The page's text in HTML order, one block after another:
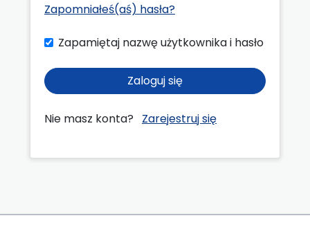
Zapomniałeś(aś) hasła?
Zapamiętaj nazwę użytkownika i hasło
Zaloguj się
Nie masz konta? Zarejestruj się